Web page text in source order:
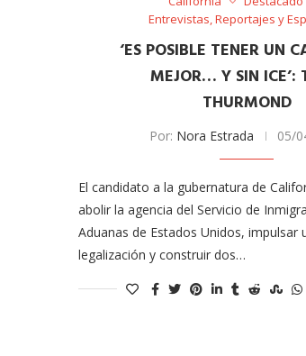
Entrevistas, Reportajes y
‘ES POSIBLE TENER UN
MEJOR… Y SIN ICE’:
THURMOND
Por: Nora Estrada 05/
El candidato a la gubernatura de
abolir la agencia de​l Servicio de
Aduanas de Estados Unidos, impulsar
legalización y construir dos…
Fabiola
alfombra
02/09/2025